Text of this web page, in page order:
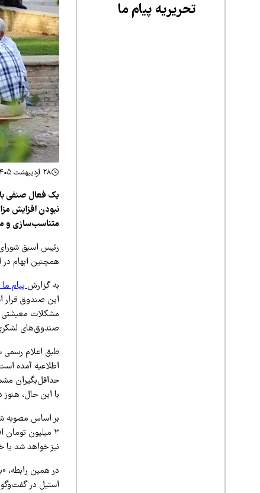
تحریریه پیام ما
۲۸ اردیبهشت ۱۴۰۵، ۱۰:۱۳
یک فعال صنفی
نبودن افزایش
متناسب‌سازی و
رئیس اسبق
همچنین ابهام
به گزارشپیام ما
این صندوق قرار
مشکلات معیشتی
صندوق‌های
طبق اعلام رسمی
اطلاعیه آمده
با این حال،
۳ میلیون
نیز خواهد شد یا
در همین رابطه،
استیل در گفت‌وگو